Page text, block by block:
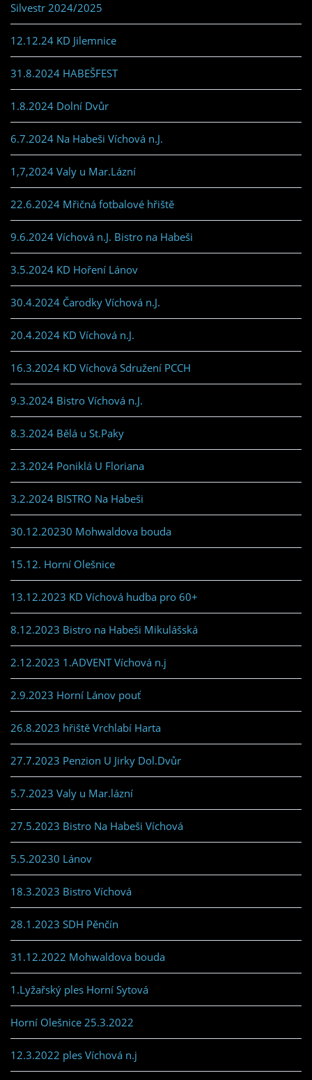
Silvestr 2024/2025
12.12.24 KD Jilemnice
31.8.2024 HABEŠFEST
1.8.2024 Dolní Dvůr
6.7.2024 Na Habeši Víchová n.J.
1,7,2024 Valy u Mar.Lázní
22.6.2024 Mřičná fotbalové hřiště
9.6.2024 Víchová n.J. Bistro na Habeši
3.5.2024 KD Hoření Lánov
30.4.2024 Čarodky Víchová n.J.
20.4.2024 KD Víchová n.J.
16.3.2024 KD Víchová Sdružení PCCH
9.3.2024 Bistro Víchová n.J.
8.3.2024 Bělá u St.Paky
2.3.2024 Poniklá U Floriana
3.2.2024 BISTRO Na Habeši
30.12.20230 Mohwaldova bouda
15.12. Horní Olešnice
13.12.2023 KD Víchová hudba pro 60+
8.12.2023 Bistro na Habeši Mikulášská
2.12.2023 1.ADVENT Víchová n.j
2.9.2023 Horní Lánov pouť
26.8.2023 hřiště Vrchlabí Harta
27.7.2023 Penzion U Jirky Dol.Dvůr
5.7.2023 Valy u Mar.lázní
27.5.2023 Bistro Na Habeši Víchová
5.5.20230 Lánov
18.3.2023 Bistro Víchová
28.1.2023 SDH Pěnčín
31.12.2022 Mohwaldova bouda
1.Lyžařský ples Horní Sytová
Horní Olešnice 25.3.2022
12.3.2022 ples Víchová n.j